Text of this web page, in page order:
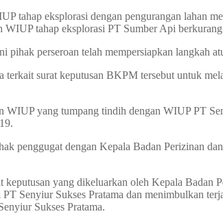
tahap eksplorasi dengan pengurangan lahan
tahap eksplorasi PT Sumber Api
perseroan telah mempersiapkan langkah
surat keputusan BKPM tersebut untuk
yang tumpang tindih dengan WIUP PT
penggugat dengan Kepala Badan Perizinan
keputusan yang dikeluarkan oleh Kepala
Senyiur Sukses Pratama dan menimbulkan
Sukses Pratama.